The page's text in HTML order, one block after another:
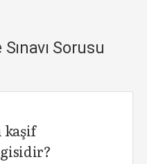
Sorusu
kaşif